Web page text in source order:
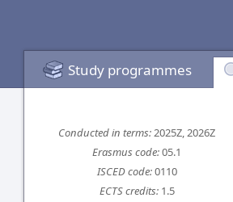
Study programmes
Conducted in terms:2025Z, 2026Z
Erasmus code:05.1
ISCED code:0110
ECTS credits:1.5